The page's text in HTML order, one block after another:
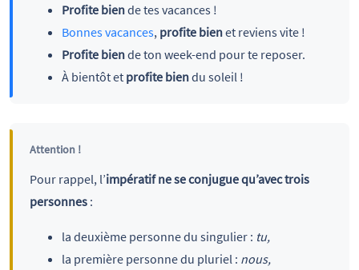
Profite biende tes vacances !
Bonnes vacances, profite bienet reviens vite !
Profite biende ton week-end pour te reposer.
À bientôt et profite biendu soleil !
Attention !
Pour rappel, l’impératif ne se conjugue qu’avec trois
personnes:
la deuxième personne du singulier : tu,
la première personne du pluriel : nous,